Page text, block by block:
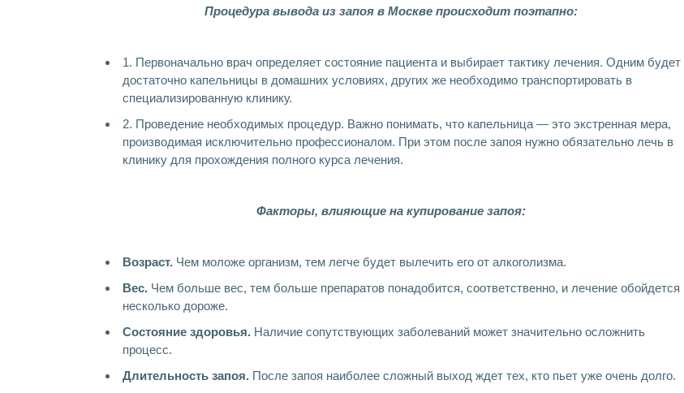
Процедура вывода из запоя в Москве происходит поэтапно:
1. Первоначально врач определяет состояние пациента и выбирает тактику лечения. Одним будет
достаточно капельницы в домашних условиях, других же необходимо транспортировать в
специализированную клинику.
2. Проведение необходимых процедур. Важно понимать, что капельница — это экстренная мера,
производимая исключительно профессионалом. При этом после запоя нужно обязательно лечь в
клинику для прохождения полного курса лечения.
Факторы, влияющие на купирование запоя:
Возраст. Чем моложе организм, тем легче будет вылечить его от алкоголизма.
Вес. Чем больше вес, тем больше препаратов понадобится, соответственно, и лечение обойдется
несколько дороже.
Состояние здоровья. Наличие сопутствующих заболеваний может значительно осложнить
процесс.
Длительность запоя. После запоя наиболее сложный выход ждет тех, кто пьет уже очень долго.